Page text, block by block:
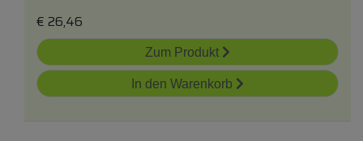
€ 26,46
Zum Produkt
In den Warenkorb